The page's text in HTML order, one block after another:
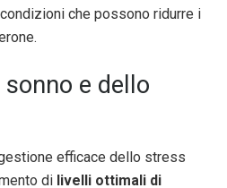
che possono ridurre i
e dello
efficace dello stress
di livelli ottimali di